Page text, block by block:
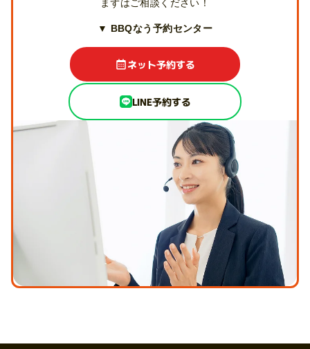
まずはご相談ください！
▼ BBQなう予約センター
ネット予約する
LINE予約する